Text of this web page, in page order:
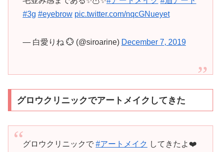
#3g #eyebrow pic.twitter.com/nqcGNueyet
— 白愛りね 💮 (@siroarine) December 7, 2019
グロウクリニックでアートメイクしてきた
グロウクリニックで #アートメイク してきたよ❤️